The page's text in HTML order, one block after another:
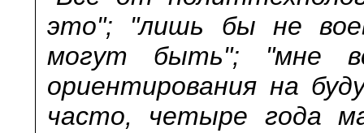
это"; "лишь бы не
могут быть"; "мне
ориентирования на
часто, четыре года